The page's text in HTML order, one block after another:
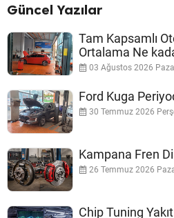
Güncel Yazılar
Tam Kapsamlı
Ortalama Ne
03 Ağustos 2026
Ford Kuga
30 Temmuz 2026
Kampana Fren
26 Temmuz 2026
Chip Tuning